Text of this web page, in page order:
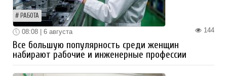
РАБОТА
144
08:08 | 6 августа
Все большую популярность среди женщин
набирают рабочие и инженерные профессии